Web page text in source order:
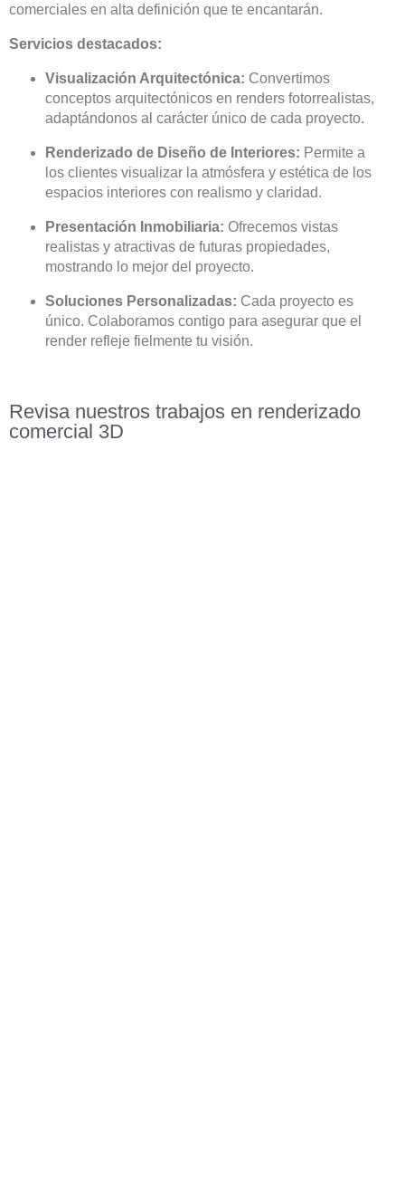
comerciales en alta definición que te encantarán.
Servicios destacados:
Visualización Arquitectónica: Convertimos
conceptos arquitectónicos en renders fotorrealistas,
adaptándonos al carácter único de cada proyecto.
Renderizado de Diseño de Interiores: Permite a
los clientes visualizar la atmósfera y estética de los
espacios interiores con realismo y claridad.
Presentación Inmobiliaria: Ofrecemos vistas
realistas y atractivas de futuras propiedades,
mostrando lo mejor del proyecto.
Soluciones Personalizadas: Cada proyecto es
único. Colaboramos contigo para asegurar que el
render refleje fielmente tu visión.
Revisa nuestros trabajos en renderizado
comercial 3D